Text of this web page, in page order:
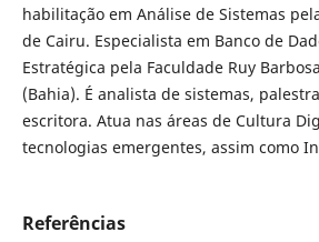
habilitação em Análise de Sistemas
de Cairu. Especialista em Banco de
Estratégica pela Faculdade Ruy
(Bahia). É analista de sistemas,
escritora. Atua nas áreas de Cultura
tecnologias emergentes, assim como
Referências